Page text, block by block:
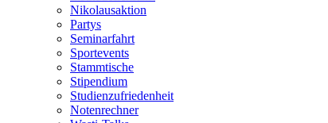
Nikolausaktion
Partys
Seminarfahrt
Sportevents
Stammtische
Stipendium
Studienzufriedenheit
Notenrechner